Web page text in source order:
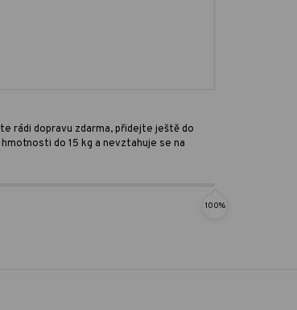
rádi dopravu zdarma, přidejte ještě do
do 15 kg a nevztahuje se na
100%